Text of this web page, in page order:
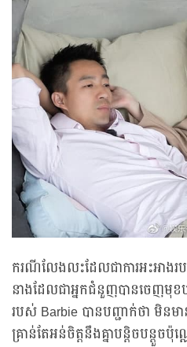
ករណីលែងលះដែលជាការអះអាងរ
នាងដែលជាអ្នកជំនួញបានចេញមុខ
របស់ Barbie បានបញ្ជាក់ថា មិនម
គ្រាន់តែអន់ចិត្តនឹងគ្នាបន្តិចបន្តួចប៉ុ